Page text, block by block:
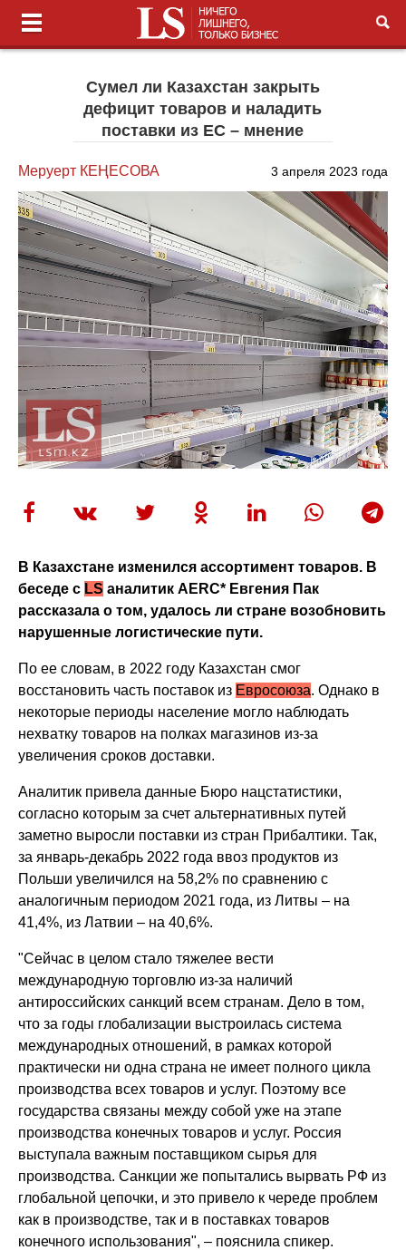
Сумел ли Казахстан закрыть
дефицит товаров и наладить
поставки из ЕС – мнение
Меруерт КЕҢЕСОВА 3 апреля 2023 года
В Казахстане изменился ассортимент товаров. В
беседе с LS аналитик AERC* Евгения Пак
рассказала о том, удалось ли стране возобновить
нарушенные логистические пути.
По ее словам, в 2022 году Казахстан смог
восстановить часть поставок из Евросоюза. Однако в
некоторые периоды население могло наблюдать
нехватку товаров на полках магазинов из-за
увеличения сроков доставки.
Аналитик привела данные Бюро нацстатистики,
согласно которым за счет альтернативных путей
заметно выросли поставки из стран Прибалтики. Так,
за январь-декабрь 2022 года ввоз продуктов из
Польши увеличился на 58,2% по сравнению с
аналогичным периодом 2021 года, из Литвы – на
41,4%, из Латвии – на 40,6%.
"Сейчас в целом стало тяжелее вести
международную торговлю из-за наличий
антироссийских санкций всем странам. Дело в том,
что за годы глобализации выстроилась система
международных отношений, в рамках которой
практически ни одна страна не имеет полного цикла
производства всех товаров и услуг. Поэтому все
государства связаны между собой уже на этапе
производства конечных товаров и услуг. Россия
выступала важным поставщиком сырья для
производства. Санкции же попытались вырвать РФ из
глобальной цепочки, и это привело к череде проблем
как в производстве, так и в поставках товаров
конечного использования", – пояснила спикер.